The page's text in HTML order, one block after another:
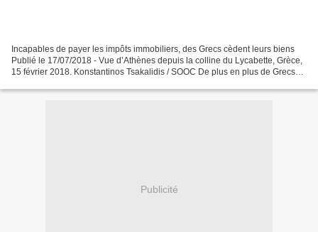
Incapables de payer les impôts immobiliers, des Grecs cèdent leurs biens
Publié le 17/07/2018 - Vue d’Athènes depuis la colline du Lycabette, Grèce,
15 février 2018. Konstantinos Tsakalidis / SOOC De plus en plus de Grecs
Publicité